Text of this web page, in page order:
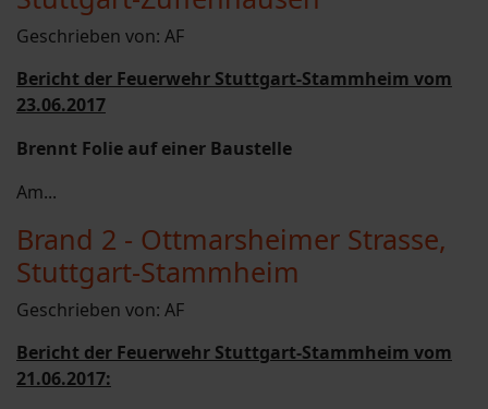
Geschrieben von: AF
Bericht der Feuerwehr Stuttgart-Stammheim vom
23.06.2017
Brennt Folie auf einer Baustelle
Am...
Brand 2 - Ottmarsheimer Strasse,
Stuttgart-Stammheim
Geschrieben von: AF
Bericht der Feuerwehr Stuttgart-Stammheim vom
21.06.2017: